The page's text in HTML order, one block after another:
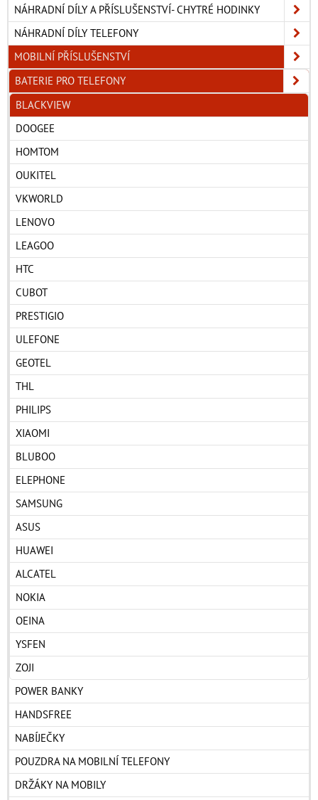
NÁHRADNÍ DÍLY A PŘÍSLUŠENSTVÍ- CHYTRÉ HODINKY
NÁHRADNÍ DÍLY TELEFONY
MOBILNÍ PŘÍSLUŠENSTVÍ
BATERIE PRO TELEFONY
BLACKVIEW
DOOGEE
HOMTOM
OUKITEL
VKWORLD
LENOVO
LEAGOO
HTC
CUBOT
PRESTIGIO
ULEFONE
GEOTEL
THL
PHILIPS
XIAOMI
BLUBOO
ELEPHONE
SAMSUNG
ASUS
HUAWEI
ALCATEL
NOKIA
OEINA
YSFEN
ZOJI
POWER BANKY
HANDSFREE
NABÍJEČKY
POUZDRA NA MOBILNÍ TELEFONY
DRŽÁKY NA MOBILY